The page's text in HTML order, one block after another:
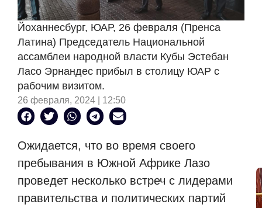
Йоханнесбург, ЮАР, 26 февраля (Пренса
Латина) Председатель Национальной
ассамблеи народной власти Кубы Эстебан
Ласо Эрнандес прибыл в столицу ЮАР с
рабочим визитом.
26 февраля, 2024 | 12:50
Ожидается, что во время своего
пребывания в Южной Африке Лазо
проведет несколько встреч с лидерами
правительства и политических партий